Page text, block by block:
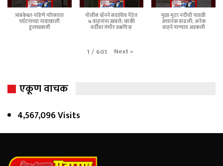
त्र्यंबकेश्वर-पहिणे परिसरात
पर्यटनाच्या नावाखाली
हुल्लडबाजी
पोलीस व्हॅनने सदाशिव पेठेत
७ वाहनांना उडवले; खाकी
वर्दीवर गंभीर प्रश्नचिन्ह
मुळा-मुठा नदीची पातळी
अचानक वाढली; अनेक
वाहने पाण्यात अडकली
1 / 601 Next»
एकूण वाचक
4,567,096 Visits